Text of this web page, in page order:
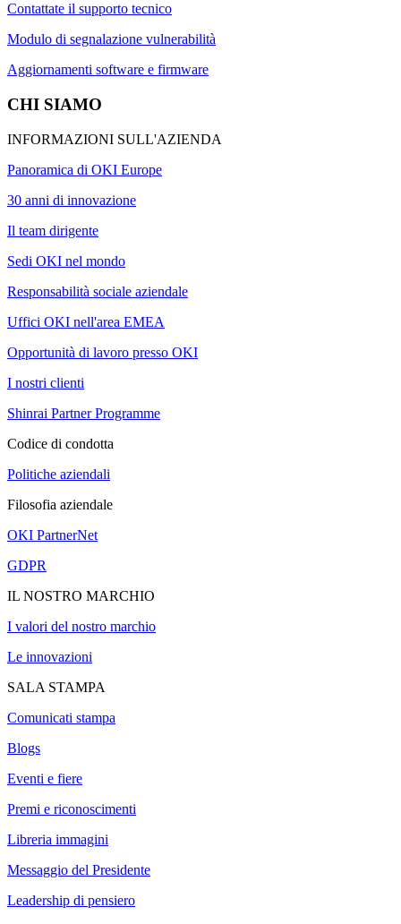
Contattate il supporto tecnico
Modulo di segnalazione vulnerabilità
Aggiornamenti software e firmware
CHI SIAMO
INFORMAZIONI SULL'AZIENDA
Panoramica di OKI Europe
30 anni di innovazione
Il team dirigente
Sedi OKI nel mondo
Responsabilità sociale aziendale
Uffici OKI nell'area EMEA
Opportunità di lavoro presso OKI
I nostri clienti
Shinrai Partner Programme
Codice di condotta
Politiche aziendali
Filosofia aziendale
OKI PartnerNet
GDPR
IL NOSTRO MARCHIO
I valori del nostro marchio
Le innovazioni
SALA STAMPA
Comunicati stampa
Blogs
Eventi e fiere
Premi e riconoscimenti
Libreria immagini
Messaggio del Presidente
Leadership di pensiero